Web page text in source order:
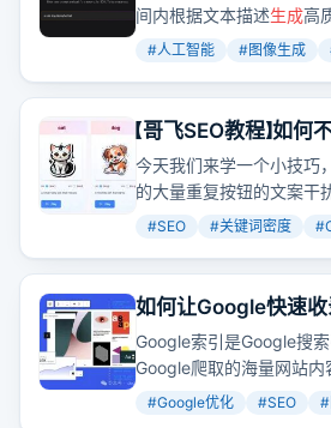
间内根据文本描述生成高
虚拟现实领域具有巨大潜
#人工智能 #图像生成
【哥飞SEO教程】如
重复按钮文案干扰你
今天我们来学一个小技巧
的大量重复按钮的文案干
度？答案是用CSS
现在正文里影响关键词密
处理。如果你的网站要显
方法，加载一个多语言
#SEO #关键词密度 #
如何让Google快速
Google索引是Google搜
Google爬取的海量网站内
Google索引后，它们才
#Google优化 #SEO #